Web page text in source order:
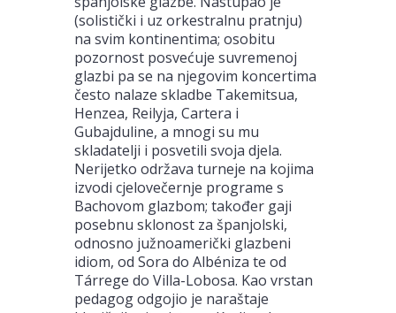
(solistički i uz orkestralnu pratnju)
na svim kontinentima; osobitu
pozornost posvećuje suvremenoj
glazbi pa se na njegovim koncertima
često nalaze skladbe Takemitsua,
Henzea, Reilyja, Cartera i
Gubajduline, a mnogi su mu
skladatelji i posvetili svoja djela.
Nerijetko održava turneje na kojima
izvodi cjelovečernje programe s
Bachovom glazbom; također gaji
posebnu sklonost za španjolski,
odnosno južnoamerički glazbeni
idiom, od Sora do Albéniza te od
Tárrege do Villa-Lobosa. Kao vrstan
pedagog odgojio je naraštaje